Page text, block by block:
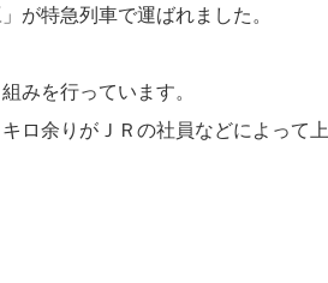
が特急列車で運ばれました。
みを行っています。
ロ余りがＪＲの社員などによって上